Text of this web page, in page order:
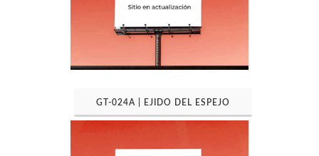
GT-024A | EJIDO DEL ESPEJO